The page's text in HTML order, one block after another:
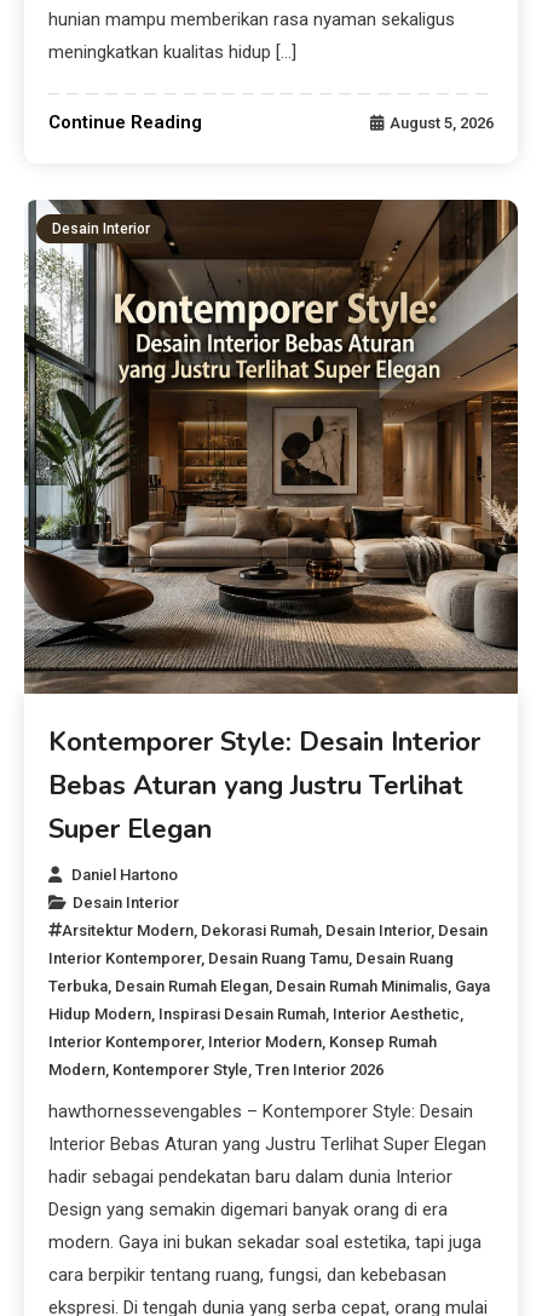
hunian mampu memberikan rasa nyaman sekaligus
meningkatkan kualitas hidup […]
Continue Reading August 5, 2026
Desain Interior
Kontemporer Style: Desain Interior
Bebas Aturan yang Justru Terlihat
Super Elegan
Daniel Hartono
Desain Interior
Arsitektur Modern Dekorasi Rumah Desain Interior, Desain
Interior Kontemporer, Desain Ruang Tamu Desain Ruang
Terbuka Desain Rumah Elegan Desain Rumah Minimalis Gaya
Hidup Modern Inspirasi Desain Rumah Interior Aesthetic
Interior Kontemporer, Interior Modern Konsep Rumah
Modern Kontemporer Style ,Tren Interior 2026
hawthornessevengables – Kontemporer Style: Desain
Interior Bebas Aturan yang Justru Terlihat Super Elegan
hadir sebagai pendekatan baru dalam dunia Interior
Design yang semakin digemari banyak orang di era
modern. Gaya ini bukan sekadar soal estetika, tapi juga
cara berpikir tentang ruang, fungsi, dan kebebasan
ekspresi. Di tengah dunia yang serba cepat, orang mulai